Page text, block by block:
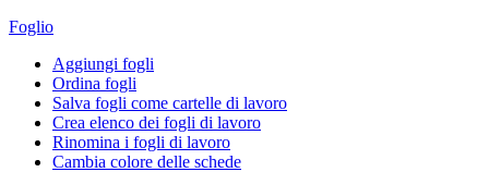
Foglio
Aggiungi fogli
Ordina fogli
Salva fogli come cartelle di lavoro
Crea elenco dei fogli di lavoro
Rinomina i fogli di lavoro
Cambia colore delle schede